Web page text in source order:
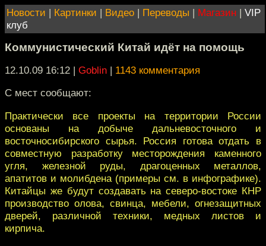
Новости | Картинки | Видео | Переводы | Магазин | VIP
клуб
Коммунистический Китай идёт на помощь
12.10.09 16:12 | Goblin | 1143 комментария
С мест сообщают:
Практически все проекты на территории России
основаны на добыче дальневосточного и
восточносибирского сырья. Россия готова отдать в
совместную разработку месторождения каменного
угля, железной руды, драгоценных металлов,
апатитов и молибдена (примеры см. в инфографике).
Китайцы же будут создавать на северо-востоке КНР
производство олова, свинца, мебели, огнезащитных
дверей, различной техники, медных листов и
кирпича.